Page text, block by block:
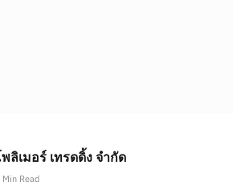
ลิเมอร์ เทรดดิ้ง จำกัด
Min Read